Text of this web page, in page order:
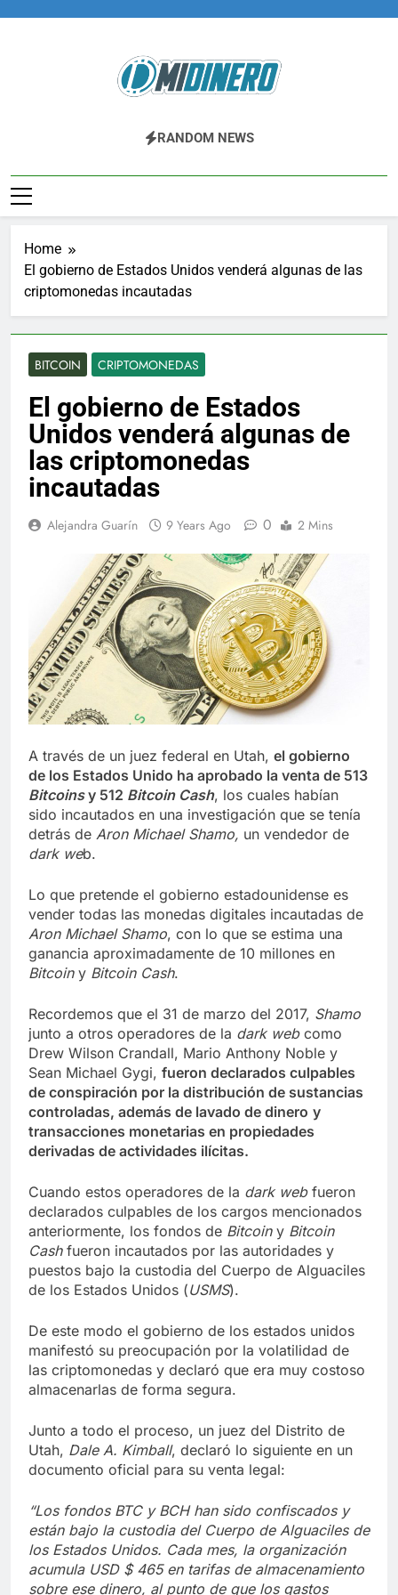
Midinero.co
Fintech, Criptomonedas
RANDOM NEWS
Home
El gobierno de Estados Unidos venderá algunas de las
criptomonedas incautadas
BITCOIN CRIPTOMONEDAS
El gobierno de Estados
Unidos venderá algunas de
las criptomonedas
incautadas
Alejandra Guarín 9 Years Ago 0 2 Mins
A través de un juez federal en Utah, el gobierno
de los Estados Unido ha aprobado la venta de 513
Bitcoinsy 512 Bitcoin Cash, los cuales habían
sido incautados en una investigación que se tenía
detrás de Aron Michael Shamo, un vendedor de
dark web.
Lo que pretende el gobierno estadounidense es
vender todas las monedas digitales incautadas de
Aron Michael Shamo, con lo que se estima una
ganancia aproximadamente de 10 millones en
Bitcoin y Bitcoin Cash.
Recordemos que el 31 de marzo del 2017, Shamo
junto a otros operadores de la dark webcomo
Drew Wilson Crandall, Mario Anthony Noble y
Sean Michael Gygi, fueron declarados culpables
de conspiración por la distribución de sustancias
controladas, además de lavado de dinero y
transacciones monetarias en propiedades
derivadas de actividades ilícitas.
Cuando estos operadores de la dark webfueron
declarados culpables de los cargos mencionados
anteriormente, los fondos de Bitcoiny Bitcoin
Cashfueron incautados por las autoridades y
puestos bajo la custodia del Cuerpo de Alguaciles
de los Estados Unidos (USMS).
De este modo el gobierno de los estados unidos
manifestó su preocupación por la volatilidad de
las criptomonedas y declaró que era muy costoso
almacenarlas de forma segura.
Junto a todo el proceso, un juez del Distrito de
Utah, Dale A. Kimball, declaró lo siguiente en un
documento oficial para su venta legal:
“Los fondos BTC y BCH han sido confiscados y
están bajo la custodia del Cuerpo de Alguaciles de
los Estados Unidos. Cada mes, la organización
acumula USD $ 465 en tarifas de almacenamiento
sobre ese dinero, al punto de que los gastos